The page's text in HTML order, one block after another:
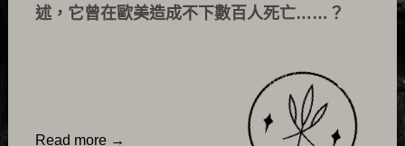
述，它曾在歐美造成不下數百人死亡……？
Read more →